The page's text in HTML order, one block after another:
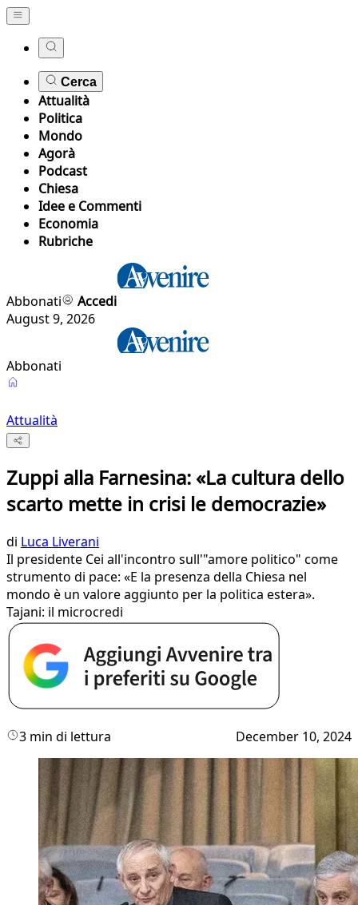
Cerca
Attualità
Politica
Mondo
Agorà
Podcast
Chiesa
Idee e Commenti
Economia
Rubriche
Abbonati
Accedi
August 9, 2026
Abbonati
Attualità
Zuppi alla Farnesina: «La cultura dello
scarto mette in crisi le democrazie»
di Luca Liverani
Il presidente Cei all'incontro sull'"amore politico" come
strumento di pace: «E la presenza della Chiesa nel
mondo è un valore aggiunto per la politica estera».
Tajani: il microcredi
3 min di lettura December 10, 2024